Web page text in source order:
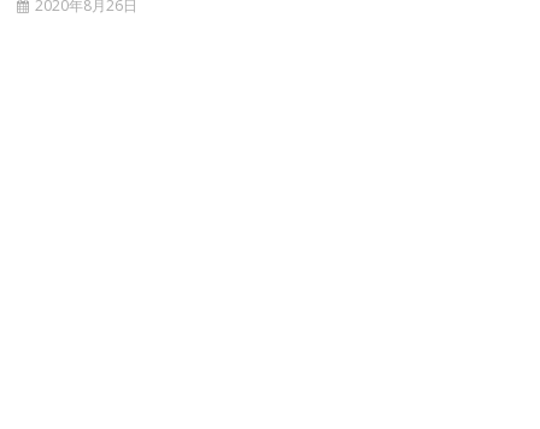
2020年8月26日